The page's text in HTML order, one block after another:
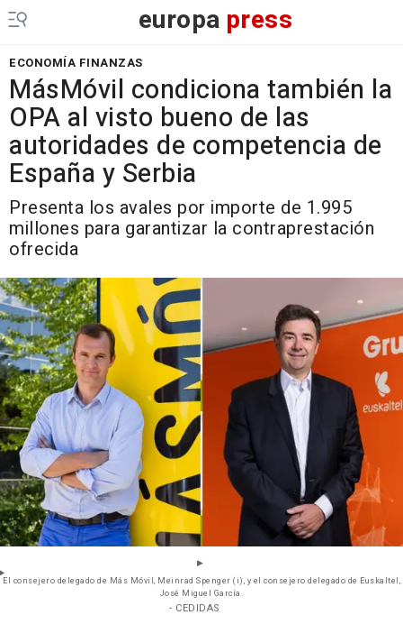
europa press
ECONOMÍA FINANZAS
MásMóvil condiciona también la
OPA al visto bueno de las
autoridades de competencia de
España y Serbia
Presenta los avales por importe de 1.995
millones para garantizar la contraprestación
ofrecida
El consejero delegado de Más Móvil, Meinrad Spenger (i), y el consejero delegado de Euskaltel,
José Miguel García.
- CEDIDAS